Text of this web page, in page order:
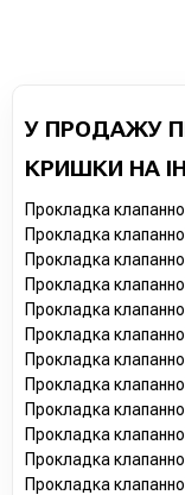
У ПРОДАЖУ
КРИШКИ НА
Прокладка
Прокладка
Прокладка
Прокладка
Прокладка
Прокладка
Прокладка
Прокладка
Прокладка
Прокладка
Прокладка
Прокладка